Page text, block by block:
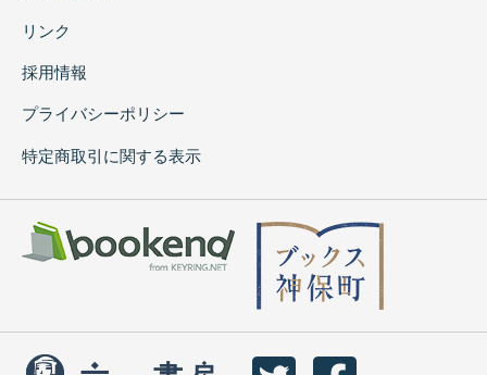
リンク
採用情報
プライバシーポリシー
特定商取引に関する表示